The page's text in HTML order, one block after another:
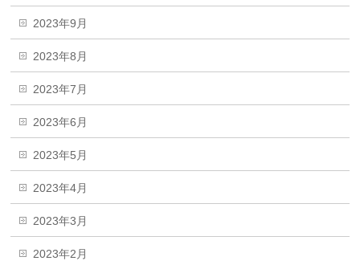
2023年9月
2023年8月
2023年7月
2023年6月
2023年5月
2023年4月
2023年3月
2023年2月